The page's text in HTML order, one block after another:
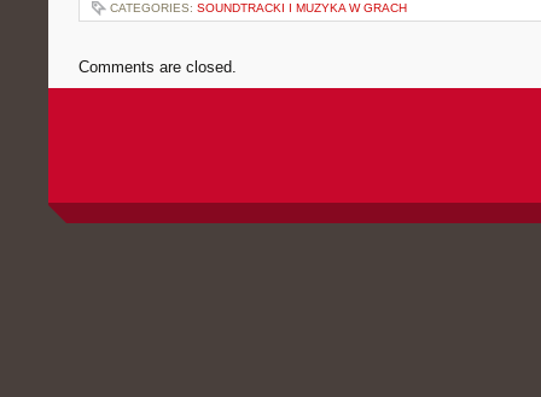
CATEGORIES: SOUNDTRACKI I MUZYKA W GRACH
Comments are closed.